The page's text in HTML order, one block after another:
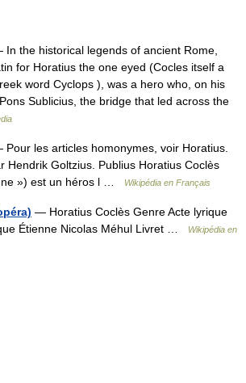
the historical legends of ancient Rome,
for Horatius the one eyed (Cocles itself a
word Cyclops ), was a hero who, on his
Sublicius, the bridge that led across the
les articles homonymes, voir Horatius.
Hendrik Goltzius. Publius Horatius Coclès
») est un héros l …
Wikipédia en Français
— Horatius Coclès Genre Acte lyrique
Étienne Nicolas Méhul Livret …
Wikipédia en